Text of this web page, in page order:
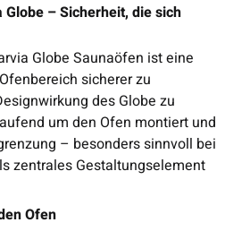
– Sicherheit, die sich
Globe Saunaöfen ist eine
sicherer zu
des Globe zu
um den Ofen montiert und
– besonders sinnvoll bei
zentrales Gestaltungselement
Ofen